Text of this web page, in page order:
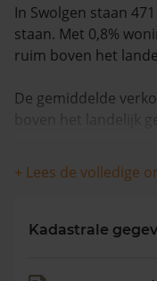
In Swolgen staan
staan. Met 0,8%
ruim boven het
De gemiddelde
boven het landelijk
De gemiddelde
vraagprijs is
+ Lees de volledige
Kadastrale